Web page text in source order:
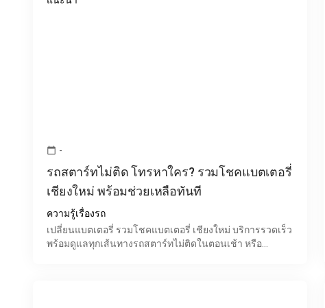
calendar_today -
รถสตาร์ทไม่ติด โทรหาใคร? รวมโชคแบตเตอรี่
เชียงใหม่ พร้อมช่วยเหลือทันที
ความรู้เรื่องรถ
เปลี่ยนแบตเตอรี่ รวมโชคแบตเตอรี่ เชียงใหม่ บริการรวดเร็ว
พร้อมดูแลทุกเส้นทางรถสตาร์ทไม่ติดในตอนเช้า หรือ